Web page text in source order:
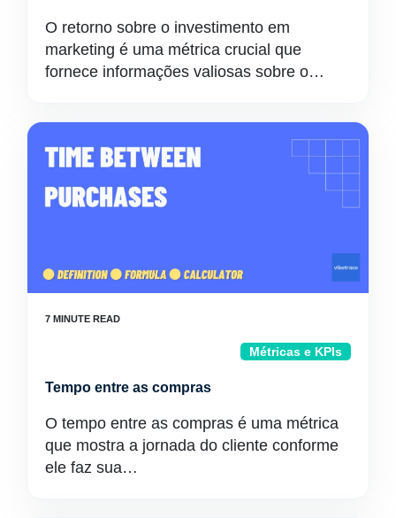
O retorno sobre o investimento em
marketing é uma métrica crucial que
fornece informações valiosas sobre o…
Métricas e KPIs
Tempo entre as compras
O tempo entre as compras é uma métrica
que mostra a jornada do cliente conforme
ele faz sua…